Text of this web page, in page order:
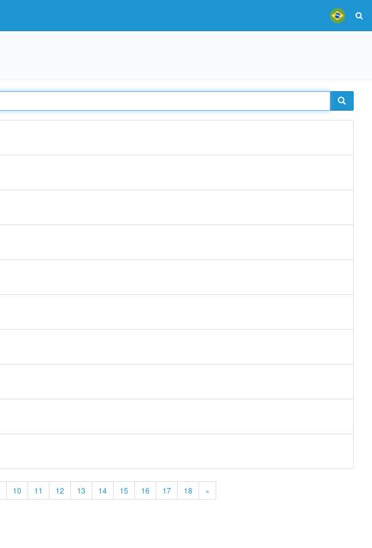
10 11 12 13 14 15 16 17 18 »